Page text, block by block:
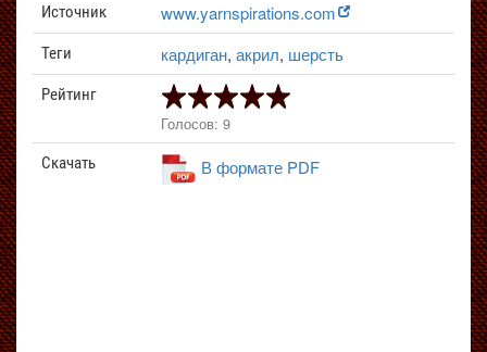
Источник www.yarnspirations.com
Теги кардиган, акрил, шерсть
Рейтинг
Голосов: 9
Скачать В формате PDF